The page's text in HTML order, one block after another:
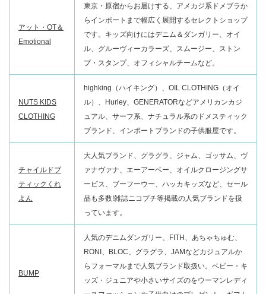
アット・OT＆
Emotional
東京・原宿からお届けする、アメカジ系ドメブラか
らインポートまで幅広く展開するセレクトショップ
です。キッズ向けにはデニム＆ダンガリー、オイ
ル、グルーヴィーカラーズ、スムージー、ストン
プ・スタンプ、オフィシャルチームなど。
NUTS KIDS
CLOTHING
highking（ハイキング）、OIL CLOTHING（オイ
ル）、Hurley、GENERATORなどアメリカンカジ
ュアル、サーフ系、ナチュラル系のドメスティック
ブランド、インポートブランドの子供服屋です。
チャイルドブ
ティックくれ
よん
大人気ブランド、グラグラ、ジャム、ゴッサム、ヴ
ァナヴァナ、エーアーベー、オイルクロージングサ
ービス、ブーフーウー、ハッカキッズなど、セール
品も多数!雑誌ニコプチ等掲載の人気ブランドを扱
っています。
BUMP
人気のデニムダンガリー、FITH、あちゃちゅむ、
RONI、BLOC、グラグラ、JAMなどカジュアルか
らフォーマルまで人気ブランド取扱い。ベビー・キ
ッズ・ジュニアや小さいサイズのをウーマンレディ